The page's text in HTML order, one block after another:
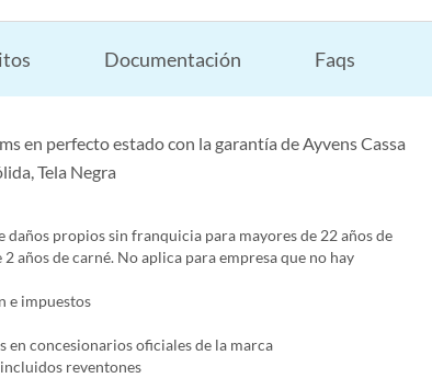
Documentación Faqs
en perfecto estado con la garantía de Ayvens Cassa
Tela Negra
daños propios sin franquicia para mayores de 22 años de
años de carné. No aplica para empresa que no hay
e impuestos
concesionarios oficiales de la marca
reventones